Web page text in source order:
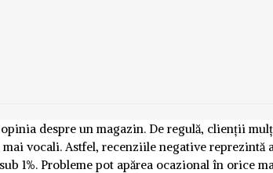
despre un magazin. De regulă, clienții
vocali. Astfel, recenziile negative reprezintă
1%. Probleme pot apărea ocazional în orice